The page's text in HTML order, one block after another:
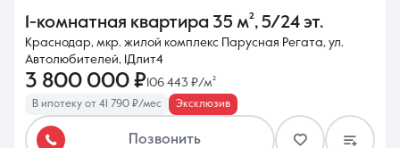
1-комнатная квартира 35 м², 5/24 эт.
Краснодар, мкр. жилой комплекс Парусная Регата, ул.
Автолюбителей, 1Длит4
3 800 000 ₽106 443 ₽/м²
В ипотеку от 41 790 ₽/мес Эксклюзив
Позвонить